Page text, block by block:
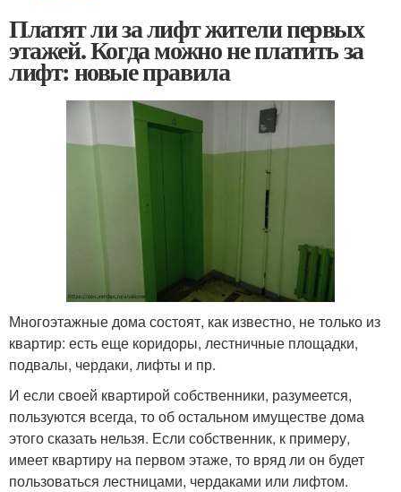
Платят ли за лифт жители первых
этажей. Когда можно не платить за
лифт: новые правила
Многоэтажные дома состоят, как известно, не только из
квартир: есть еще коридоры, лестничные площадки,
подвалы, чердаки, лифты и пр.
И если своей квартирой собственники, разумеется,
пользуются всегда, то об остальном имуществе дома
этого сказать нельзя. Если собственник, к примеру,
имеет квартиру на первом этаже, то вряд ли он будет
пользоваться лестницами, чердаками или лифтом.